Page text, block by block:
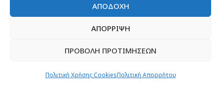
ΑΠΟΔΟΧΗ
ΑΠΟΡΡΙΨΗ
ΠΡΟΒΟΛΗ ΠΡΟΤΙΜΗΣΕΩΝ
Πολιτική Χρήσης CookiesΠολιτική Απορρήτου
Passenger στον κόσμο